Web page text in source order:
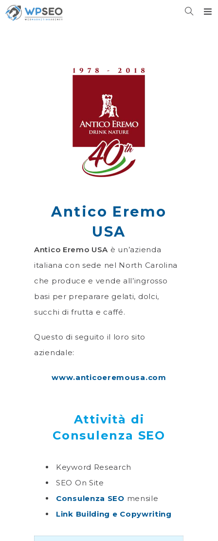
Antico Eremo
USA
Antico Eremo USA è un’azienda
italiana con sede nel North Carolina
che produce e vende all’ingrosso
basi per preparare gelati, dolci,
succhi di frutta e caffé.
Questo di seguito il loro sito
aziendale:
www.anticoeremousa.com
Attività di
Consulenza SEO
Keyword Research
SEO On Site
Consulenza SEO mensile
Link Building e Copywriting